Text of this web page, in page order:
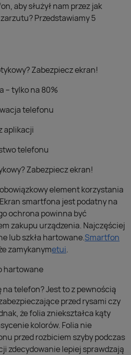
aby służył nam przez jak
Przedstawiamy 5
Zabezpiecz ekran!
– tylko na 80%
telefonu
aplikacji
telefonu
Zabezpiecz ekran!
element korzystania
smartfona jest podatny na
ochrona powinna być
zakupu urządzenia. Najczęściej
lub szkła hartowane.Smartfon
zamykanymetui.
hartowane
telefon? Jest to z pewnością
przed rysami czy
że folia zniekształca kąty
kolorów. Folia nie
przed rozbiciem szyby podczas
zdecydowanie lepiej sprawdzają